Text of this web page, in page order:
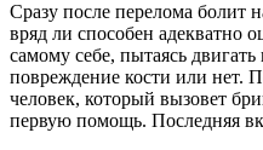
Сразу после перелома болит
вряд ли способен адекватно
самому себе, пытаясь двигать
повреждение кости или нет.
человек, который вызовет
первую помощь. Последняя